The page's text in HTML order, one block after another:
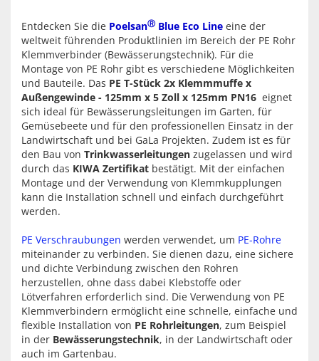
Entdecken Sie die PoelsanⓇ Blue Eco Line eine der
weltweit führenden Produktlinien im Bereich der PE Rohr
Klemmverbinder (Bewässerungstechnik). Für die
Montage von PE Rohr gibt es verschiedene Möglichkeiten
und Bauteile. Das PE T-Stück 2x Klemmmuffe x
Außengewinde - 125mm x 5 Zoll x 125mm PN16 eignet
sich ideal für Bewässerungsleitungen im Garten, für
Gemüsebeete und für den professionellen Einsatz in der
Landwirtschaft und bei GaLa Projekten. Zudem ist es für
den Bau von Trinkwasserleitungen zugelassen und wird
durch das KIWA Zertifikat bestätigt. Mit der einfachen
Montage und der Verwendung von Klemmkupplungen
kann die Installation schnell und einfach durchgeführt
werden.
PE Verschraubungen werden verwendet, um PE-Rohre
miteinander zu verbinden. Sie dienen dazu, eine sichere
und dichte Verbindung zwischen den Rohren
herzustellen, ohne dass dabei Klebstoffe oder
Lötverfahren erforderlich sind. Die Verwendung von PE
Klemmverbindern ermöglicht eine schnelle, einfache und
flexible Installation von PE Rohrleitungen, zum Beispiel
in der Bewässerungstechnik, in der Landwirtschaft oder
auch im Gartenbau.